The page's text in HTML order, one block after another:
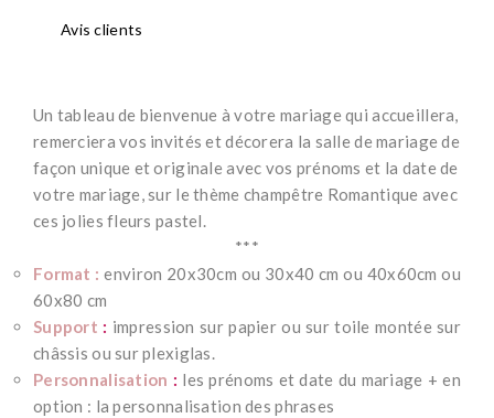
Avis clients
Un tableau de bienvenue à votre mariage qui accueillera,
remerciera vos invités et décorera la salle de mariage de
façon unique et originale avec vos prénoms et la date de
votre mariage, sur le thème champêtre Romantique avec
ces jolies fleurs pastel.
***
Format : environ 20x30cm ou 30x40 cm ou 40x60cm ou
60x80 cm
Support : impression sur papier ou sur toile montée sur
châssis ou sur plexiglas.
Personnalisation : les prénoms et date du mariage + en
option : la personnalisation des phrases